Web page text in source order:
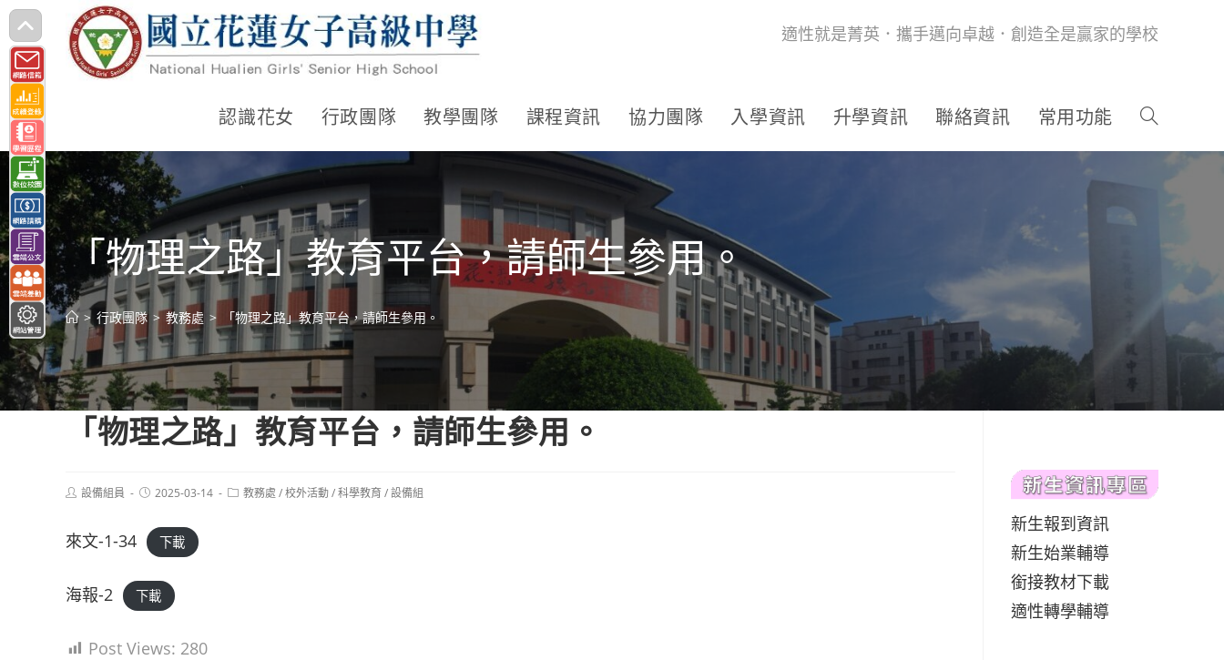
跳
轉
至
主
要
內
容
適性就是菁英．攜手邁向卓越．創造全是贏家的學校
認識花女 行政團隊 教學團隊 課程資訊 協力團隊 入學資訊 升學資訊 聯絡資訊 常用功能
「物理之路」教育平台，請師生參用。
> 行政團隊 > 教務處 > 「物理之路」教育平台，請師生參用。
「物理之路」教育平台，請師生參用。
Post設備組員
Post2025-03-14
Post教務處 /校外活動/科學教育/設備組
來文-1-34 下載
海報-2 下載
Post Views: 280
新生報到資訊
新生始業輔導
銜接教材下載
適性轉學輔導